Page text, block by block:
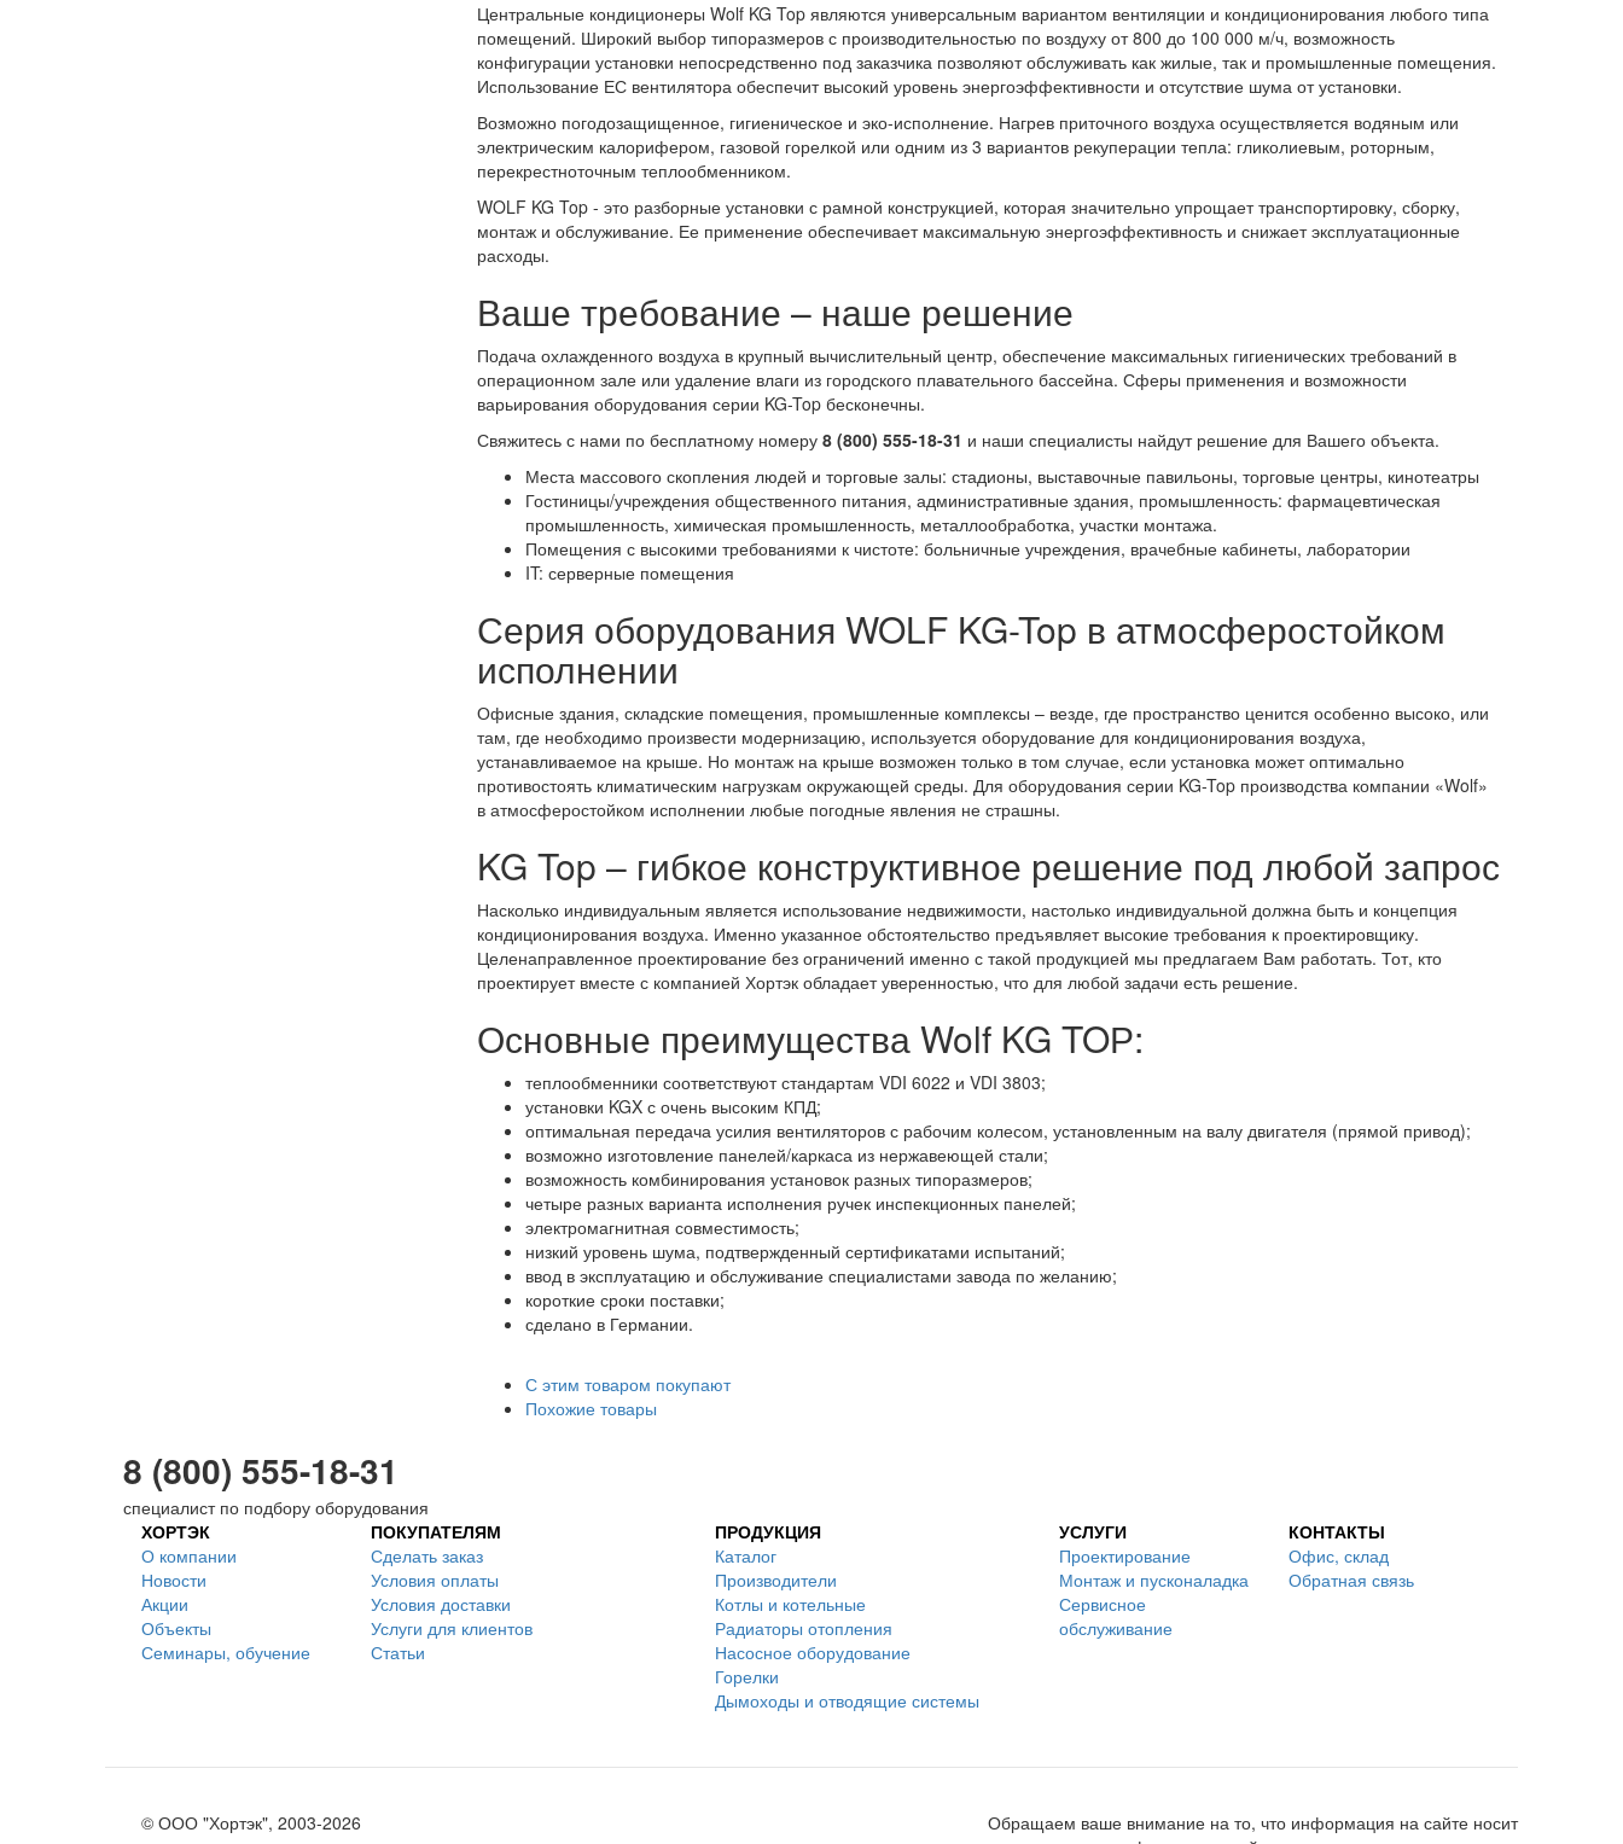
Центральные кондиционеры Wolf KG Top являются универсальным вариантом вентиляции и кондиционирования любого типа
помещений. Широкий выбор типоразмеров с производительностью по воздуху от 800 до 100 000 м/ч, возможность
конфигурации установки непосредственно под заказчика позволяют обслуживать как жилые, так и промышленные помещения.
Использование ЕС вентилятора обеспечит высокий уровень энергоэффективности и отсутствие шума от установки.
Возможно погодозащищенное, гигиеническое и эко-исполнение. Нагрев приточного воздуха осуществляется водяным или
электрическим калорифером, газовой горелкой или одним из 3 вариантов рекуперации тепла: гликолиевым, роторным,
перекрестноточным теплообменником.
WOLF KG Top - это разборные установки с рамной конструкцией, которая значительно упрощает транспортировку, сборку,
монтаж и обслуживание. Ее применение обеспечивает максимальную энергоэффективность и снижает эксплуатационные
расходы.
Ваше требование – наше решение
Подача охлажденного воздуха в крупный вычислительный центр, обеспечение максимальных гигиенических требований в
операционном зале или удаление влаги из городского плавательного бассейна. Сферы применения и возможности
варьирования оборудования серии KG-Top бесконечны.
Свяжитесь с нами по бесплатному номеру 8 (800) 555-18-31 и наши специалисты найдут решение для Вашего объекта.
Места массового скопления людей и торговые залы: стадионы, выставочные павильоны, торговые центры, кинотеатры
Гостиницы/учреждения общественного питания, административные здания, промышленность: фармацевтическая
промышленность, химическая промышленность, металлообработка, участки монтажа.
Помещения с высокими требованиями к чистоте: больничные учреждения, врачебные кабинеты, лаборатории
IT: серверные помещения
Серия оборудования WOLF KG-Top в атмосферостойком
исполнении
Офисные здания, складские помещения, промышленные комплексы – везде, где пространство ценится особенно высоко, или
там, где необходимо произвести модернизацию, используется оборудование для кондиционирования воздуха,
устанавливаемое на крыше. Но монтаж на крыше возможен только в том случае, если установка может оптимально
противостоять климатическим нагрузкам окружающей среды. Для оборудования серии KG-Top производства компании «Wolf»
в атмосферостойком исполнении любые погодные явления не страшны.
KG Top – гибкое конструктивное решение под любой запрос
Насколько индивидуальным является использование недвижимости, настолько индивидуальной должна быть и концепция
кондиционирования воздуха. Именно указанное обстоятельство предъявляет высокие требования к проектировщику.
Целенаправленное проектирование без ограничений именно с такой продукцией мы предлагаем Вам работать. Тот, кто
проектирует вместе с компанией Хортэк обладает уверенностью, что для любой задачи есть решение.
Основные преимущества Wolf KG TOР:
теплообменники соответствуют стандартам VDI 6022 и VDI 3803;
установки KGX с очень высоким КПД;
оптимальная передача усилия вентиляторов с рабочим колесом, установленным на валу двигателя (прямой привод);
возможно изготовление панелей/каркаса из нержавеющей стали;
возможность комбинирования установок разных типоразмеров;
четыре разных варианта исполнения ручек инспекционных панелей;
электромагнитная совместимость;
низкий уровень шума, подтвержденный сертификатами испытаний;
ввод в эксплуатацию и обслуживание специалистами завода по желанию;
короткие сроки поставки;
сделано в Германии.
С этим товаром покупают
Похожие товары
8 (800) 555-18-31
специалист по подбору оборудования
ХОРТЭК
О компании
Новости
Акции
Объекты
Семинары, обучение
ПОКУПАТЕЛЯМ
Сделать заказ
Условия оплаты
Условия доставки
Услуги для клиентов
Статьи
ПРОДУКЦИЯ
Каталог
Производители
Котлы и котельные
Радиаторы отопления
Насосное оборудование
Горелки
Дымоходы и отводящие системы
УСЛУГИ
Проектирование
Монтаж и пусконаладка
Сервисное
обслуживание
КОНТАКТЫ
Офис, склад
Обратная связь
© ООО "Хортэк", 2003-2026
Обращаем ваше внимание на то, что информация на сайте носит